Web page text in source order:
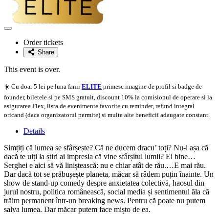
Adaugă
favoriteOrder tickets
Share
This event is over.
☀️ Cu doar 5 lei pe luna fanii ELITE primesc imagine de profil si badge de
founder, biletele si pe SMS gratuit, discount 10% la comisionul de operare si la
asigurarea Flex, lista de evenimente favorite cu reminder, refund integral
oricand (daca organizatorul permite) si multe alte beneficii adaugate constant.
Details
Simțiți că lumea se sfârșește? Că ne ducem dracu’ toți? Nu-i așa că
dacă te uiți la știri ai impresia că vine sfârșitul lumii? Ei bine…
Serghei e aici să vă liniștească: nu e chiar atât de rău.…E mai rău.
Dar dacă tot se prăbușește planeta, măcar să râdem puțin înainte. Un
show de stand-up comedy despre anxietatea colectivă, haosul din
jurul nostru, politica românească, social media și sentimentul ăla că
trăim permanent într-un breaking news. Pentru că poate nu putem
salva lumea. Dar măcar putem face mișto de ea.